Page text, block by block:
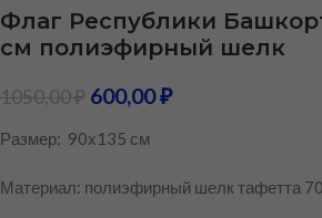
Флаг Республики
см полиэфирный шелк
1050,00₽ 600,00₽
Размер: 90х135 см
Материал: полиэфирный шелк тафетта